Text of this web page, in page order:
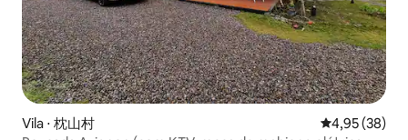
pássaros e pelo perfume das flores.
Cerca de 1 km ou mais, Ok, 7-11 fica a 300
~ 500 m de distância, também há um
supermercado recíproco e completo
nas proximidades.Unidade em um
edifício alto, com uma grande banheira
de água termal no quarto, permitindo
quartos são não
necessário, vão
Vila ⋅ 枕山村 4,95 de uma
4,95 (38)